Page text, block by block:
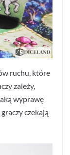
ruchu, które
zależy,
wyprawę
czekają